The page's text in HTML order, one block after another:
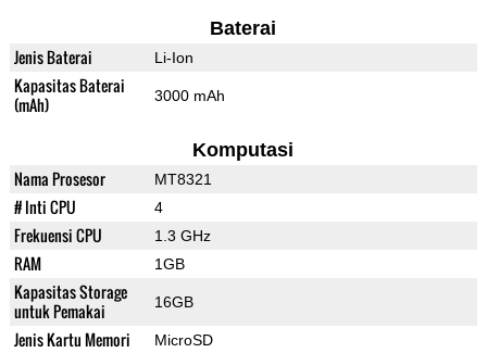
Baterai
Jenis Baterai Li-Ion
Kapasitas Baterai
(mAh)
3000 mAh
Komputasi
Nama Prosesor MT8321
# Inti CPU 4
Frekuensi CPU 1.3 GHz
RAM 1GB
Kapasitas Storage
untuk Pemakai
16GB
Jenis Kartu Memori MicroSD